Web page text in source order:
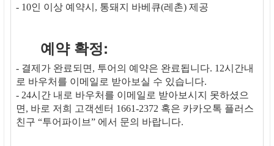
- 10인 이상 예약시, 통돼지 바베큐(레촌) 제공
예약 확정:
- 결제가 완료되면, 투어의 예약은 완료됩니다. 12시간내
로 바우처를 이메일로 받아보실 수 있습니다.
- 24시간 내로 바우처를 이메일로 받아보시지 못하셨으
면, 바로 저희 고객센터 1661-2372 혹은 카카오톡 플러스
친구 “투어파이브” 에서 문의 바랍니다.